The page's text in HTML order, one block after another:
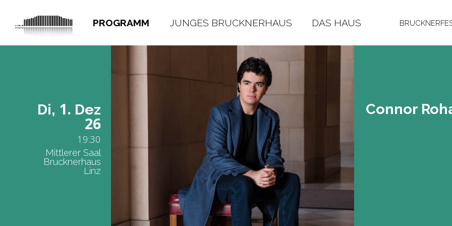
PROGRAMM JUNGES BRUCKNERHAUS DAS HAUS
Di, 1. Dez
26
19:30
Mittlerer Saal
Brucknerhaus
Linz
Con­nor